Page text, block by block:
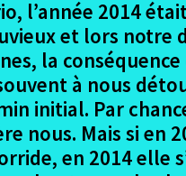
l’année 2014
et lors notre
la
à nous
initial. Par
nous. Mais si en
en 2014 elle